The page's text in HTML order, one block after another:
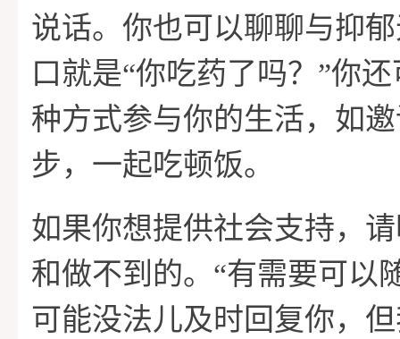
说话。你也可以聊聊与抑
口就是“你吃药了吗？”你
种方式参与你的生活，如
步，一起吃顿饭。
如果你想提供社会支持，
和做不到的。“有需要可以
可能没法儿及时回复你，